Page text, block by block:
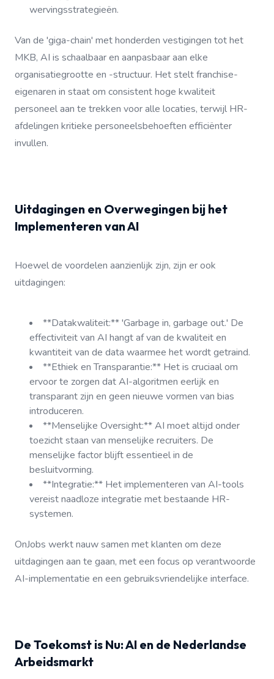
wervingsstrategieën.
Van de 'giga-chain' met honderden vestigingen tot het
MKB, AI is schaalbaar en aanpasbaar aan elke
organisatiegrootte en -structuur. Het stelt franchise-
eigenaren in staat om consistent hoge kwaliteit
personeel aan te trekken voor alle locaties, terwijl HR-
afdelingen kritieke personeelsbehoeften efficiënter
invullen.
Uitdagingen en Overwegingen bij het
Implementeren van AI
Hoewel de voordelen aanzienlijk zijn, zijn er ook
uitdagingen:
**Datakwaliteit:** 'Garbage in, garbage out.' De
effectiviteit van AI hangt af van de kwaliteit en
kwantiteit van de data waarmee het wordt getraind.
**Ethiek en Transparantie:** Het is cruciaal om
ervoor te zorgen dat AI-algoritmen eerlijk en
transparant zijn en geen nieuwe vormen van bias
introduceren.
**Menselijke Oversight:** AI moet altijd onder
toezicht staan van menselijke recruiters. De
menselijke factor blijft essentieel in de
besluitvorming.
**Integratie:** Het implementeren van AI-tools
vereist naadloze integratie met bestaande HR-
systemen.
OnJobs werkt nauw samen met klanten om deze
uitdagingen aan te gaan, met een focus op verantwoorde
AI-implementatie en een gebruiksvriendelijke interface.
De Toekomst is Nu: AI en de Nederlandse
Arbeidsmarkt